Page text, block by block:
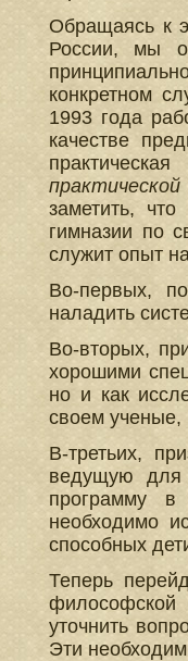
Обращаясь к
России, мы
конкретном
1993 года
качестве
практической
заметить,
гимназии по
служит опыт
Во-первых,
наладить
Во-вторых,
хорошими
но и как
своем ученые,
В-третьих,
ведущую для
программу в
необходимо
способных
Теперь
философской
уточнить
Эти